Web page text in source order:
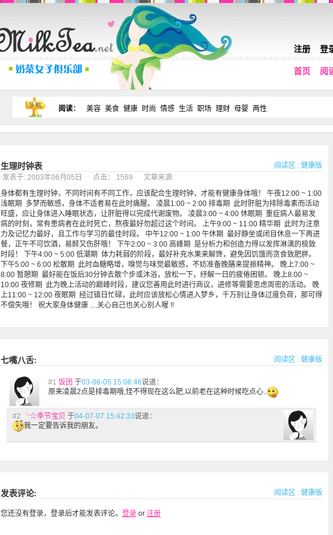
注册 登
首页 阅
阅读： 美容 美食 健康 时尚 情感 生活 职场 理财 母婴 两性
生理时钟表 阅读区 : 健康版
发表于: 2003年06月05日 点击： 1569 文章来源:
身体都有生理时钟，不同时间有不同工作，应该配合生理时钟，才能有健康身体哦！ 午夜12:00 ~ 1:00
浅眠期 多梦而敏感，身体不适者易在此时痛醒。 凌晨1:00 ~ 2:00 排毒期 此时肝脏为排除毒素而活动
旺盛，应让身体进入睡眠状态，让肝脏得以完成代谢废物。 凌晨3:00 ~ 4:00 休眠期 重症病人最易发
病的时刻，常有患病者在此时死亡，熬夜最好勿超过这个时间。 上午9:00 ~ 11:00 精华期 此时为注意
力及记忆力最好，且工作与学习的最佳时段。 中午12:00 ~ 1:00 午休期 最好静坐或闭目休息一下再进
餐，正午不可饮酒，易醉又伤肝哦！ 下午2:00 ~ 3:00 高峰期 是分析力和创造力得以发挥淋漓的极致
时段！ 下午4:00 ~ 5:00 低潮期 体力耗弱的阶段，最好补充水果来解馋，避免因饥饿而贪食致肥胖。
下午5:00 ~ 6:00 松散期 此时血糖略增，嗅觉与味觉最敏感，不妨准备晚膳来提振精神。 晚上7:00 ~
8:00 暂憩期 最好能在饭后30分钟去散个步或沐浴，放松一下，纾解一日的疲倦困顿。 晚上8:00 ~
10:00 夜修期 此为晚上活动的巅峰时段，建议您善用此时进行商议，进修等需要思虑周密的活动。 晚
上11:00 ~ 12:00 夜眠期 经过镇日忙碌，此时应该放松心情进入梦乡，千万别让身体过度负荷，那可得
不偿失哦！ 祝大家身体健康 ....关心自己也关心别人喔 !!
七嘴八舌: 阅读区 : 健康版
#1 饭团 于03-06-05 15:06:46说道：
原来凌晨2点是排毒期哦,怪不得现在这么肥,以前老在这种时候吃点心..
#2 ╰☆季节宝贝 于04-07-07 15:42:33说道：
我一定要告诉我的朋友。
发表评论: 阅读区 : 健康版
您还没有登录，登录后才能发表评论。 登录 or 注册